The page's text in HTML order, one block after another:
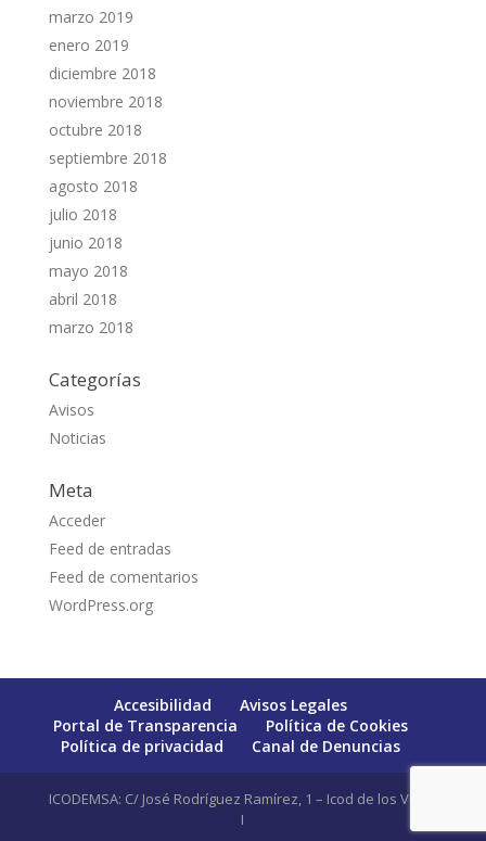
marzo 2019
enero 2019
diciembre 2018
noviembre 2018
octubre 2018
septiembre 2018
agosto 2018
julio 2018
junio 2018
mayo 2018
abril 2018
marzo 2018
Categorías
Avisos
Noticias
Meta
Acceder
Feed de entradas
Feed de comentarios
WordPress.org
Accesibilidad
Avisos Legales
Portal de Transparencia
Política de Cookies
Política de privacidad
Canal de Denuncias
ICODEMSA: C/ José Rodríguez Ramírez, 1 – Icod de los Vinos
I